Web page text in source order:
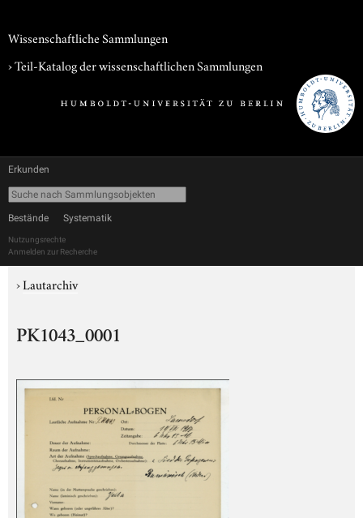
Wissenschaftliche Sammlungen
› Teil-Katalog der wissenschaftlichen Sammlungen
Erkunden
Bestände Systematik
Nutzungsrechte
Anmelden zur Recherche
›Lautarchiv
PK1043_0001